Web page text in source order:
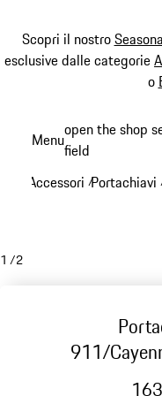
Scopri il nostro
esclusive dalle categorie
o
principale
Menuopen the shop
field
Accessori /Portachiavi
1 /2
911/